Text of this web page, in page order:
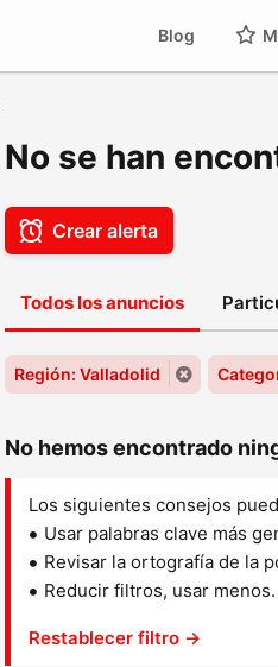
Blog
No se han
Crear alerta
Todos los anuncios
Región: Valladolid
No hemos encontrado
Los siguientes consejos
Usar palabras clave más
Revisar la ortografía de la
Reducir filtros, usar menos.
Restablecer filtro →